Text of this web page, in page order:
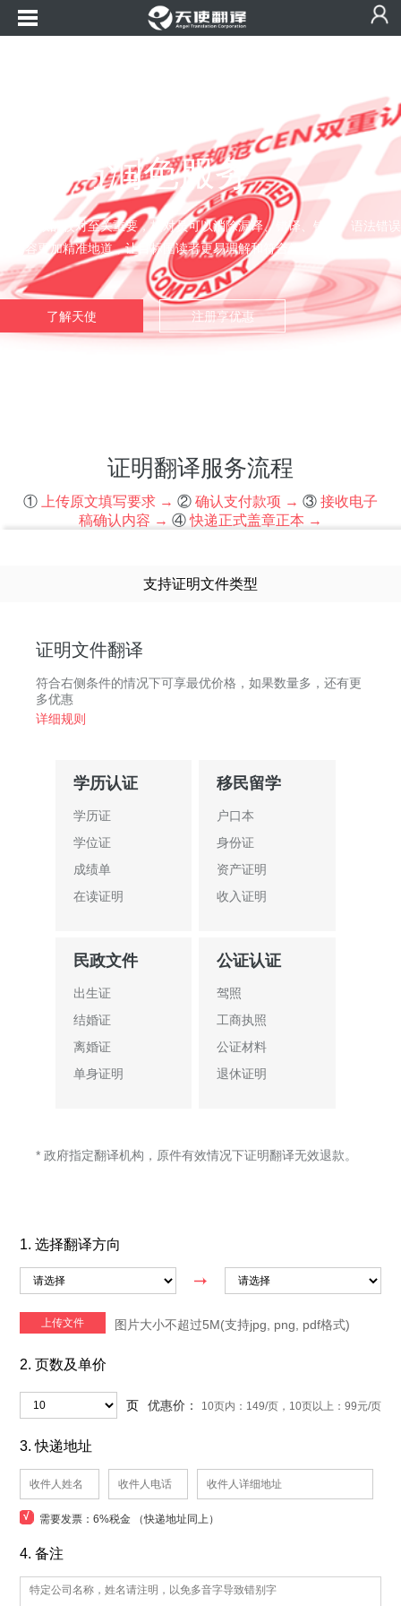
校对与润色服务
进行有效的校对至关重要，校对员可以消除漏译、错译、错词、语法
译内容更加精准地道，让目标国读者更易理解和符合他们的阅读习惯，。
了解天使 注册享优惠
证明翻译服务流程
①上传原文填写要求 → ②确认支付款项 → ③接收电子
稿确认内容 → ④快递正式盖章正本 →
支持证明文件类型
证明文件翻译
符合右侧条件的情况下可享最优价格，如果数量多，还有更
多优惠
详细规则
学历认证
学历证
学位证
成绩单
在读证明
移民留学
户口本
身份证
资产证明
收入证明
民政文件
出生证
结婚证
离婚证
单身证明
公证认证
驾照
工商执照
公证材料
退休证明
* 政府指定翻译机构，原件有效情况下证明翻译无效退款。
1. 选择翻译方向
上传文件 图片大小不超过5M(支持jpg, png, pdf格式)
2. 页数及单价
页 优惠价： 10页内：149/页，10页以上：99元/页
3. 快递地址
√ 需要发票：6%税金 （快递地址同上）
4. 备注